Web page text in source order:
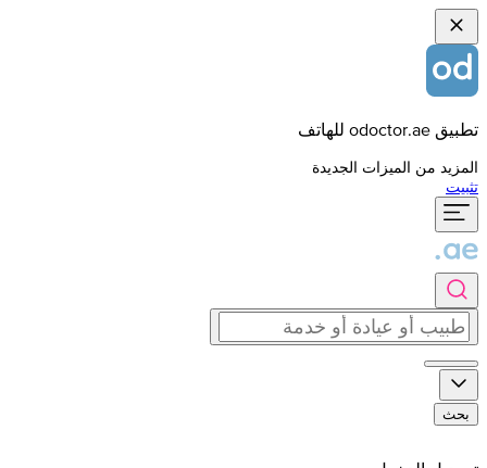
تطبيق odoctor.ae للهاتف
المزيد من الميزات الجديدة
تثبيت
بحث